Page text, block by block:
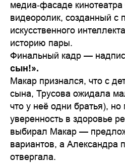
медиа‑фасаде
видеоролик, созданный с
искусственного
историю пары.
Финальный кадр —
сын!».
Макар признался, что с
сына, Трусова ожидала
что у неё одни братья),
уверенность в здоровье
выбирал Макар —
вариантов, а Александра
отвергала.